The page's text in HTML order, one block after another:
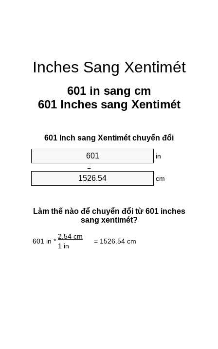
Inches Sang Xentimét
601 in sang cm
601 Inches sang Xentimét
601 Inch sang Xentimét chuyển đổi
in
=
cm
Làm thế nào để chuyển đổi từ 601 inches
sang xentimét?
601 in *
2.54 cm
= 1526.54 cm
1 in